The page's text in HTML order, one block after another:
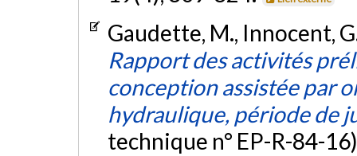
Gaudette, M., Innocent,
Rapport des activités
conception assistée par
hydraulique, période de
technique n° EP-R-84-